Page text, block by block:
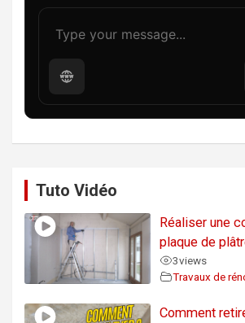
Tuto Vidéo
Réaliser une
plaque de
3views
Travaux de
Comment